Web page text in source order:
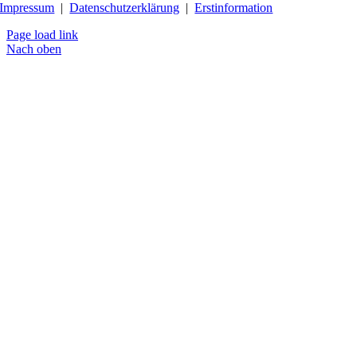
Impressum |Datenschutzerklärung |Erstinformation
Page load link
Nach oben